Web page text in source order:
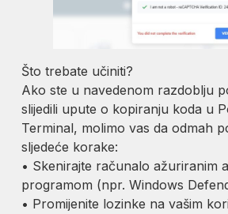
Što trebate učiniti?
Ako ste u navedenom razdoblju
slijedili upute o kopiranju koda u
Terminal, molimo vas da odmah
sljedeće korake:
• Skenirajte računalo ažuriranim
programom (npr. Windows
• Promijenite lozinke na vašim